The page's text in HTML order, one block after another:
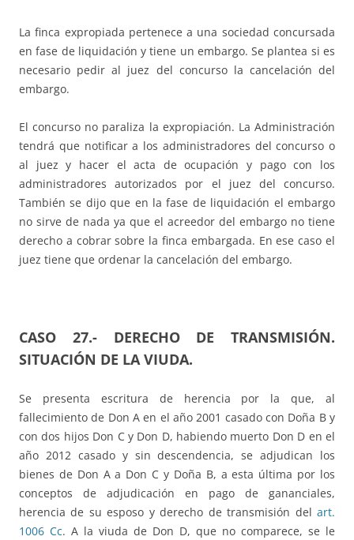
La finca expropiada pertenece a una sociedad concursada
en fase de liquidación y tiene un embargo. Se plantea si es
necesario pedir al juez del concurso la cancelación del
embargo.
El concurso no paraliza la expropiación. La Administración
tendrá que notificar a los administradores del concurso o
al juez y hacer el acta de ocupación y pago con los
administradores autorizados por el juez del concurso.
También se dijo que en la fase de liquidación el embargo
no sirve de nada ya que el acreedor del embargo no tiene
derecho a cobrar sobre la finca embargada. En ese caso el
juez tiene que ordenar la cancelación del embargo.
CASO 27.- DERECHO DE TRANSMISIÓN.
SITUACIÓN DE LA VIUDA.
Se presenta escritura de herencia por la que, al
fallecimiento de Don A en el año 2001 casado con Doña B y
con dos hijos Don C y Don D, habiendo muerto Don D en el
año 2012 casado y sin descendencia, se adjudican los
bienes de Don A a Don C y Doña B, a esta última por los
conceptos de adjudicación en pago de gananciales,
herencia de su esposo y derecho de transmisión del art.
1006 Cc. A la viuda de Don D, que no comparece, se le